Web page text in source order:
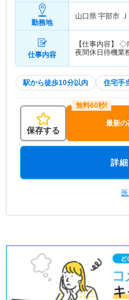
勤務地
山口県 宇部市
仕事内容
【仕事内容】
駅から徒歩10分以内 住宅手
保存する
最新の
詳